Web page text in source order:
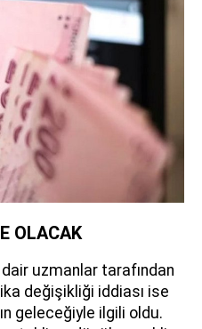
OLACAK
uzmanlar tarafından
değişikliği iddiası ise
geleceğiyle ilgili oldu.